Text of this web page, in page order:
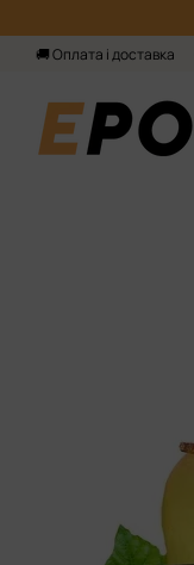
🚚 Оплата і доставка